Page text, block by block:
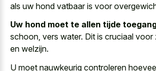
als uw hond vatbaar is voor
Uw hond moet te allen tijde
schoon, vers water. Dit is cruciaal voor
en welzijn.
U moet nauwkeurig controleren